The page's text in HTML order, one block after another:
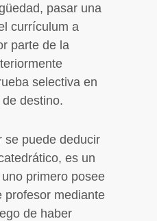
pasar una
currículum a
parte de la
selectiva en
destino.
se puede deducir
es un
primero posee
profesor mediante
de haber